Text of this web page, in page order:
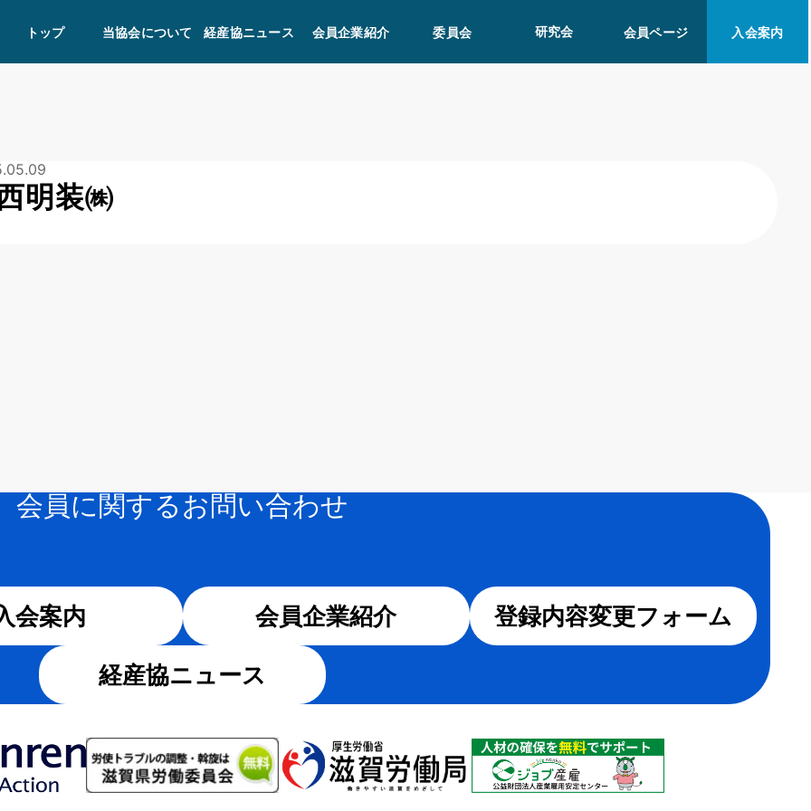
トップ 当協会について 経産協ニュース 会員企業紹介 委員会 研究会 会員ページ 入会案内
明装㈱
会員に関するお問い合わせ
会案内 会員企業紹介 登録内容変更フォーム
経産協ニュース